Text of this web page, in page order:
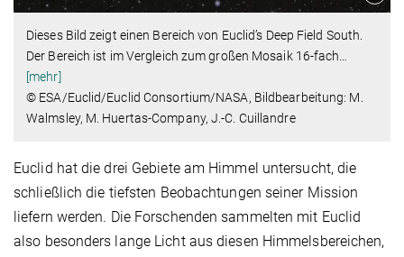
Dieses Bild zeigt einen Bereich von Euclid’s Deep Field South.
Der Bereich ist im Vergleich zum großen Mosaik 16-fach
[mehr]
© ESA/Euclid/Euclid Consortium/NASA, Bildbearbeitung: M.
Walmsley, M. Huertas-Company, J.-C. Cuillandre
Euclid hat die drei Gebiete am Himmel untersucht, die
schließlich die tiefsten Beobachtungen seiner Mission
liefern werden. Die Forschenden sammelten mit Euclid
also besonders lange Licht aus diesen Himmelsbereichen,